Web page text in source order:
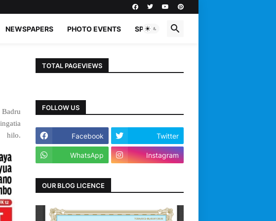
NEWSPAPERS PHOTO EVENTS SPORTS
hilo.
TOTAL PAGEVIEWS
FOLLOW US
Facebook Twitter
WhatsApp Instagram
OUR BLOG LICENCE